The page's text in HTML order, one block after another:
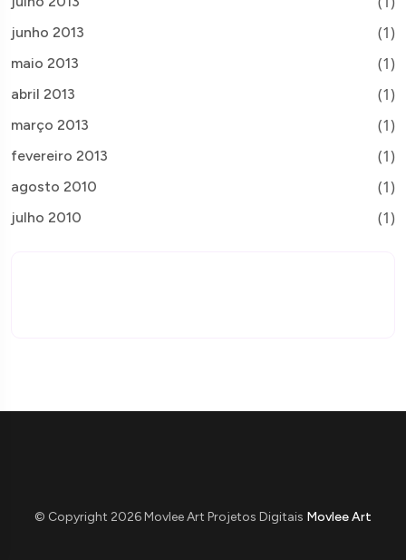
junho 2013 (1)
maio 2013 (1)
abril 2013 (1)
março 2013 (1)
fevereiro 2013 (1)
agosto 2010 (1)
julho 2010 (1)
© Copyright 2026 Movlee Art Projetos Digitais Movlee Art